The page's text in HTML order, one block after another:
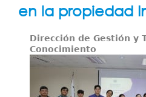
en la propiedad
Dirección de Gestión y
Conocimiento